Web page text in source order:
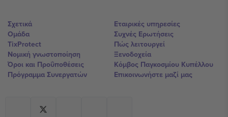
Σχετικά
Ομάδα
TixProtect
Νομική γνωστοποίηση
Όροι και Προΰποθέσεις
Πρόγραμμα Συνεργατών
Εταιρικές υπηρεσίες
Συχνές Ερωτήσεις
Πώς λειτουργεί
Ξενοδοχεία
Κόμβος Παγκοσμίου Κυπέλλου
Επικοινωνήστε μαζί μας